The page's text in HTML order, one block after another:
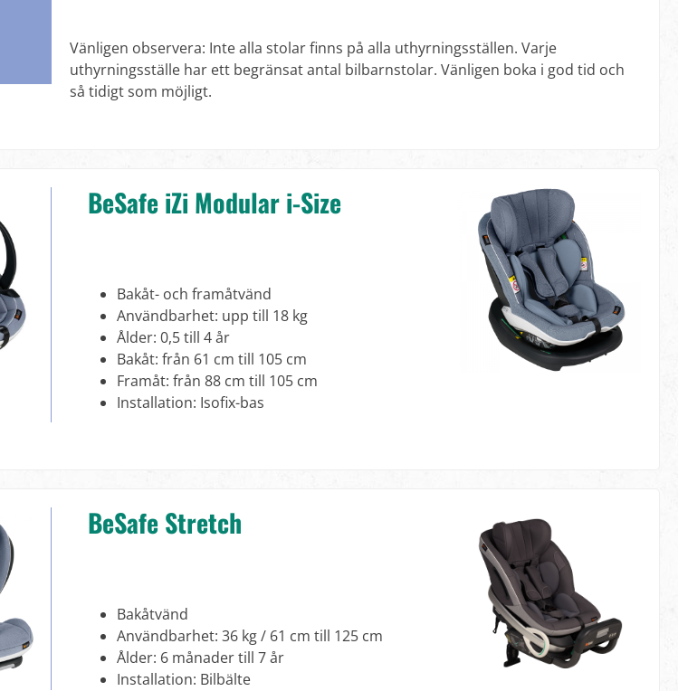
Vänligen observera: Inte alla stolar finns på alla uthyrningsställen. Varje
uthyrningsställe har ett begränsat antal bilbarnstolar. Vänligen boka i god tid och
så tidigt som möjligt.
BeSafe iZi Modular i-Size
Bakåt- och framåtvänd
Användbarhet: upp till 18 kg
Ålder: 0,5 till 4 år
Bakåt: från 61 cm till 105 cm
Framåt: från 88 cm till 105 cm
Installation: Isofix-bas
BeSafe Stretch
Bakåtvänd
Användbarhet: 36 kg / 61 cm till 125 cm
Ålder: 6 månader till 7 år
Installation: Bilbälte